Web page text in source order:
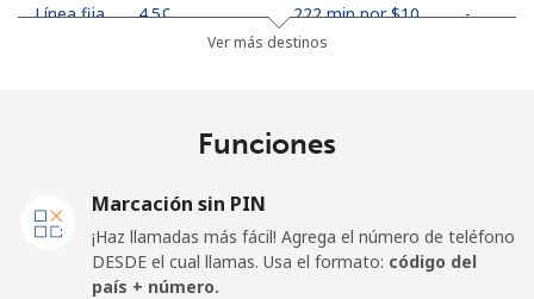
Línea fija ⁦4.5¢⁩ 222 min por ⁦$10⁩ -
Línea fija ⁦38.5¢⁩
⁦44.5¢⁩ 22 min por ⁦$10⁩ -
Ver más destinos
Funciones
Marcación sin PIN
¡Haz llamadas más fácil! Agrega el número de teléfono
DESDE el cual llamas. Usa el formato: código del
país + número.